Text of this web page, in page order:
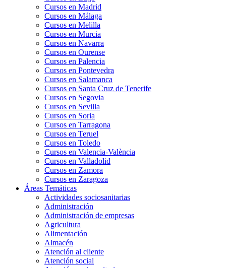
Cursos en Madrid
Cursos en Málaga
Cursos en Melilla
Cursos en Murcia
Cursos en Navarra
Cursos en Ourense
Cursos en Palencia
Cursos en Pontevedra
Cursos en Salamanca
Cursos en Santa Cruz de Tenerife
Cursos en Segovia
Cursos en Sevilla
Cursos en Soria
Cursos en Tarragona
Cursos en Teruel
Cursos en Toledo
Cursos en Valencia-València
Cursos en Valladolid
Cursos en Zamora
Cursos en Zaragoza
Áreas Temáticas
Actividades sociosanitarias
Administración
Administración de empresas
Agricultura
Alimentación
Almacén
Atención al cliente
Atención social